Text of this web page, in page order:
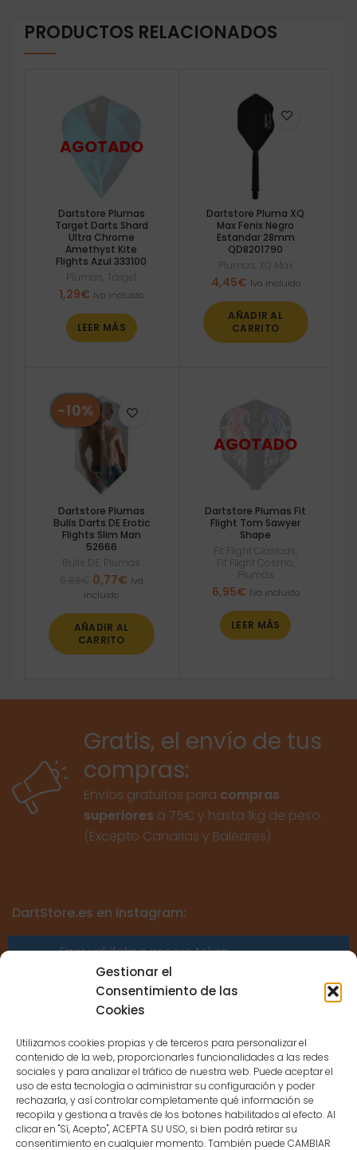
Gestionar el
Consentimiento de las
Cookies
Utilizamos cookies propias y de terceros para personalizar el
contenido de la web, proporcionarles funcionalidades a las redes
sociales y para analizar el tráfico de nuestra web. Puede aceptar el
uso de esta tecnología o administrar su configuración y poder
rechazarla, y así controlar completamente qué información se
recopila y gestiona a través de los botones habilitados al efecto. Al
clicar en "Sí, Acepto", ACEPTA SU USO, si bien podrá retirar su
consentimiento en cualquier momento. También puede CAMBIAR
PRODUCTOS RELACIONADOS
Dartstore Plumas
Target Darts Shard
Ultra Chrome
Amethyst Kite
Flights Azul 333100
Plumas Target
1,29€ Iva incluido
LEER MÁS
Dartstore Pluma XQ
Max Fenix Negro
Estandar 28mm
QD8201790
Plumas XQ Max
4,45€ Iva incluido
AÑADIR AL
CARRITO
-10%
Dartstore Plumas
Bulls Darts DE Erotic
Flights Slim Man
52666
Bulls DE Plumas
El
precio
era:
0,86€.
0,77€El
0,77€.
Iva
incluido
AÑADIR AL
CARRITO
Dartstore Plumas Fit
Flight Tom Sawyer
Shape
Fit Flight Clasicas
Fit Flight Cosmo
Plumas
6,95€ Iva incluido
LEER MÁS
Gratis, el envío de tus
compras:
Envíos gratuitos para compras
superiores a 75€ y hasta 1kg de peso.
(Excepto Canarias y Baleares)
DartStore.es en Instagram:
Error validating access token:
Sessions for the user are not allowed
because the user is not a confirmed
CONTACTO
MENÚ PRINCIPAL